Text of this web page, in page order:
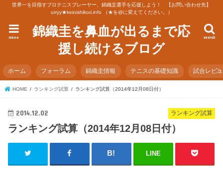
世界一を目指すプロテニスプレーヤー、錦織圭選手を応援しよう！ 【お問い合わせ先】
urryy★keinishikori.info （★を@に変えてください。）
錦織圭を鼻血が出るまで応
援し続けるブログ
search
menu
ホーム フォーラム 錦織圭情報 テニスの基礎知識 試合レビ
HOME ランキング試算 ランキング試算（2014年12月08日付）
ランキング試算
2014.12.02
ランキング試算（2014年12月08日付）
LINE